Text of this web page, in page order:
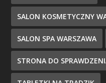
SALON KOSMETYCZNY
SALON SPA WARSZAWA
STRONA DO